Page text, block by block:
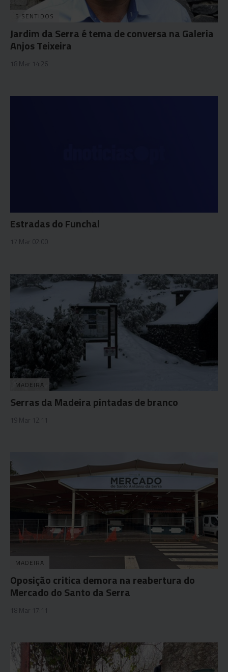
5 SENTIDOS
Jardim da Serra é tema de conversa na Galeria
Anjos Teixeira
18 Mar 14:26
Estradas do Funchal
17 Mar 02:00
MADEIRA
Serras da Madeira pintadas de branco
19 Mar 12:11
MADEIRA
Oposição critica demora na reabertura do
Mercado do Santo da Serra
18 Mar 17:11